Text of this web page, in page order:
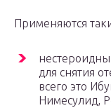
Применяются
для снятия
всего это
Нимесулид,